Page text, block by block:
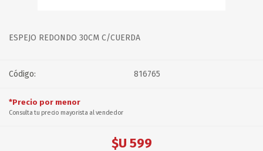
ESPEJO REDONDO 30CM C/CUERDA
Código: 816765
*Precio por menor
Consulta tu precio mayorista al vendedor
$U 599